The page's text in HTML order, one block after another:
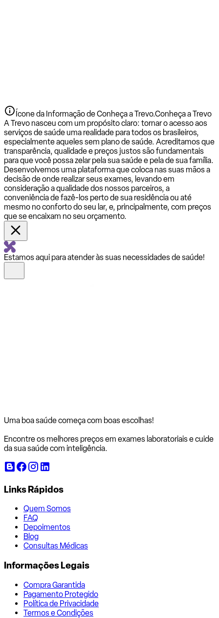
Ícone da Informação de Conheça a Trevo.Conheça a Trevo
A Trevo nasceu com um propósito claro: tornar o acesso aos
serviços de saúde uma realidade para todos os brasileiros,
especialmente aqueles sem plano de saúde. Acreditamos que
transparência, qualidade e preços justos são fundamentais
para que você possa zelar pela sua saúde e pela de sua família.
Desenvolvemos uma plataforma que coloca nas suas mãos a
decisão de onde realizar seus exames, levando em
consideração a qualidade dos nossos parceiros, a
conveniência de fazê-los perto de sua residência ou até
mesmo no conforto do seu lar, e, principalmente, com preços
que se encaixam no seu orçamento.
Estamos aqui para atender às suas necessidades de saúde!
Uma boa saúde começa com boas escolhas!
Encontre os melhores preços em exames laboratoriais e cuide
da sua saúde com inteligência.
Links Rápidos
Quem Somos
FAQ
Depoimentos
Blog
Consultas Médicas
Informações Legais
Compra Garantida
Pagamento Protegido
Política de Privacidade
Termos e Condições